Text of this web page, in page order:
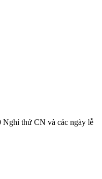
thứ CN và các ngày lễ